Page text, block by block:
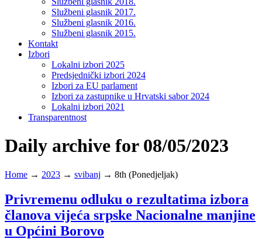
Službeni glasnik 2017.
Službeni glasnik 2016.
Službeni glasnik 2015.
Kontakt
Izbori
Lokalni izbori 2025
Predsjednički izbori 2024
Izbori za EU parlament
Izbori za zastupnike u Hrvatski sabor 2024
Lokalni izbori 2021
Transparentnost
Daily archive for 08/05/2023
Home → 2023 → svibanj → 8th (Ponedjeljak)
Privremenu odluku o rezultatima izbora
članova vijeća srpske Nacionalne manjine
u Općini Borovo